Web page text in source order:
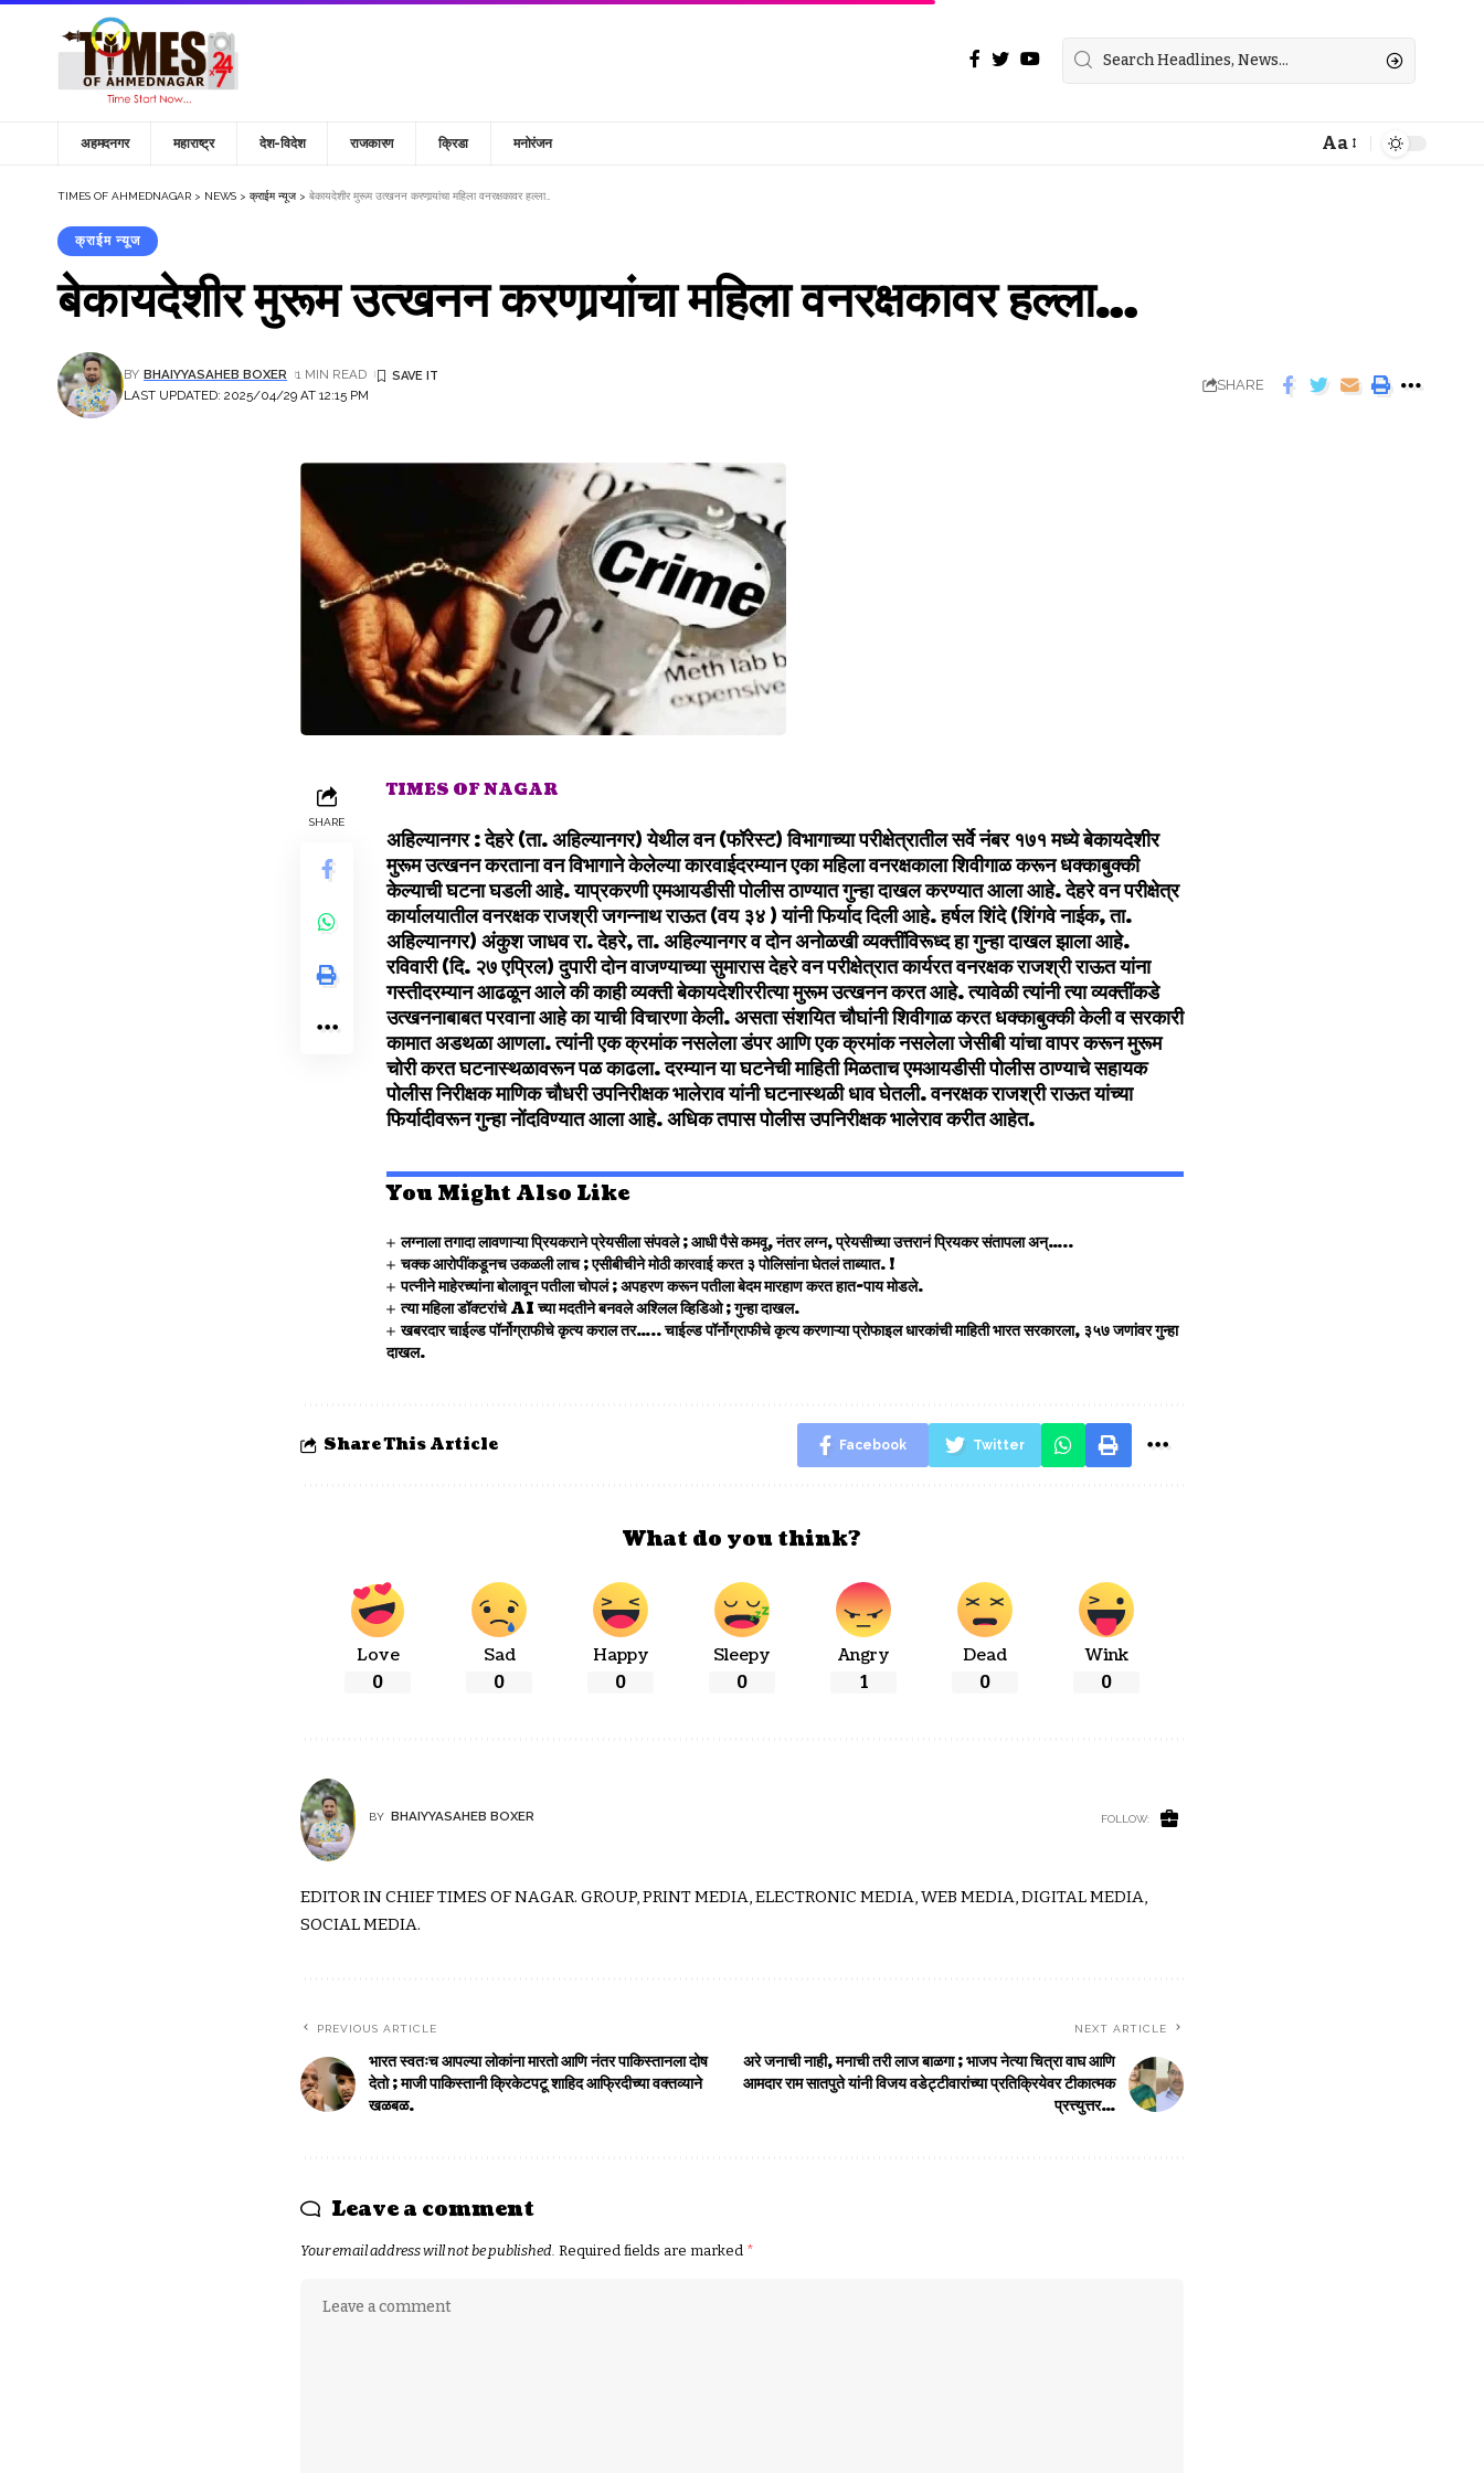
अहमदनगर महाराष्ट्र देश-विदेश राजकारण क्रिडा मनोरंजन Aa
TIMES OF AHMEDNAGAR > NEWS > क्राईम न्यूज > बेकायदेशीर मुरूम उत्खनन करणार्‍यांचा महिला वनरक्षकावर हल्ला…
क्राईम न्यूज
बेकायदेशीर मुरूम उत्खनन करणार्‍यांचा महिला वनरक्षकावर हल्ला…
LAST UPDATED: 2025/04/29 AT 12:15 PM
BY BHAIYYASAHEB BOXER 1 MIN READ
SHARE
SHARE
TIMES OF NAGAR
अहिल्यानगर : देहरे (ता. अहिल्यानगर) येथील वन (फॉरेस्ट) विभागाच्या परीक्षेत्रातील सर्वे नंबर १७१ मध्ये बेकायदेशीर
मुरूम उत्खनन करताना वन विभागाने केलेल्या कारवाईदरम्यान एका महिला वनरक्षकाला शिवीगाळ करून धक्काबुक्की
केल्याची घटना घडली आहे. याप्रकरणी एमआयडीसी पोलीस ठाण्यात गुन्हा दाखल करण्यात आला आहे. देहरे वन परीक्षेत्र
कार्यालयातील वनरक्षक राजश्री जगन्नाथ राऊत (वय ३४ ) यांनी फिर्याद दिली आहे. हर्षल शिंदे (शिंगवे नाईक, ता.
अहिल्यानगर) अंकुश जाधव रा. देहरे, ता. अहिल्यानगर व दोन अनोळखी व्यक्तींविरूध्द हा गुन्हा दाखल झाला आहे.
रविवारी (दि. २७ एप्रिल) दुपारी दोन वाजण्याच्या सुमारास देहरे वन परीक्षेत्रात कार्यरत वनरक्षक राजश्री राऊत यांना
गस्तीदरम्यान आढळून आले की काही व्यक्ती बेकायदेशीररीत्या मुरूम उत्खनन करत आहे. त्यावेळी त्यांनी त्या व्यक्तींकडे
उत्खननाबाबत परवाना आहे का याची विचारणा केली. असता संशयित चौघांनी शिवीगाळ करत धक्काबुक्की केली व सरकारी
कामात अडथळा आणला. त्यांनी एक क्रमांक नसलेला डंपर आणि एक क्रमांक नसलेला जेसीबी यांचा वापर करून मुरूम
चोरी करत घटनास्थळावरून पळ काढला. दरम्यान या घटनेची माहिती मिळताच एमआयडीसी पोलीस ठाण्याचे सहायक
पोलीस निरीक्षक माणिक चौधरी उपनिरीक्षक भालेराव यांनी घटनास्थळी धाव घेतली. वनरक्षक राजश्री राऊत यांच्या
फिर्यादीवरून गुन्हा नोंदविण्यात आला आहे. अधिक तपास पोलीस उपनिरीक्षक भालेराव करीत आहेत.
You Might Also Like
लग्नाला तगादा लावणाऱ्या प्रियकराने प्रेयसीला संपवले ; आधी पैसे कमवू, नंतर लग्न, प्रेयसीच्या उत्तरानं प्रियकर संतापला अन्…..
चक्क आरोपींकडूनच उकळली लाच ; एसीबीचीने मोठी कारवाई करत ३ पोलिसांना घेतलं ताब्यात. !
पत्नीने माहेरच्यांना बोलावून पतीला चोपलं ; अपहरण करून पतीला बेदम मारहाण करत हात-पाय मोडले.
त्या महिला डॉक्टरांचे AI च्या मदतीने बनवले अश्लिल व्हिडिओ ; गुन्हा दाखल.
खबरदार चाईल्ड पॉर्नोग्राफीचे कृत्य कराल तर….. चाईल्ड पॉर्नोग्राफीचे कृत्य करणाऱ्या प्रोफाइल धारकांची माहिती भारत सरकारला, ३५७ जणांवर गुन्हा
दाखल.
Share This Article Facebook Twitter
What do you think?
Love
0
Sad
0
Happy
0
Sleepy
0
Angry
1
Dead
0
Wink
0
BY BHAIYYASAHEB BOXER FOLLOW:
EDITOR IN CHIEF TIMES OF NAGAR. GROUP, PRINT MEDIA, ELECTRONIC MEDIA, WEB MEDIA, DIGITAL MEDIA,
SOCIAL MEDIA.
PREVIOUS ARTICLE
भारत स्वतःच आपल्या लोकांना मारतो आणि नंतर पाकिस्तानला दोष
देतो ; माजी पाकिस्तानी क्रिकेटपटू शाहिद आफ्रिदीच्या वक्तव्याने
खळबळ.
NEXT ARTICLE
अरे जनाची नाही, मनाची तरी लाज बाळगा ; भाजप नेत्या चित्रा वाघ आणि
आमदार राम सातपुते यांनी विजय वडेट्टीवारांच्या प्रतिक्रियेवर टीकात्मक
प्रत्त्युत्तर…
Leave a comment
Your email address will not be published. Required fields are marked *